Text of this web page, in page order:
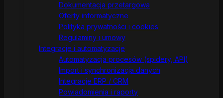
Dokumentacja przetargowa
Oferty informatyczne
Polityka prywatności i cookies
Regulaminy i umowy
Integracje i automatyzacje
Automatyzacja procesów (spidery, API)
Import i synchronizacja danych
Integracje ERP / CRM
Powiadomienia i raporty